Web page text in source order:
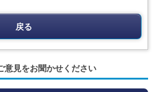
戻る
意見をお聞かせください